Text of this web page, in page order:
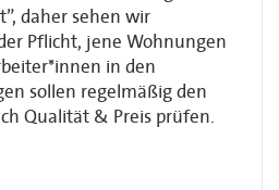
daher sehen wir
Pflicht, jene Wohnungen
in den
sollen regelmäßig den
Qualität & Preis prüfen.